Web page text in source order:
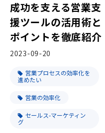
成功を支える営業支
援ツールの活用術と
ポイントを徹底紹介
2023-09-20
営業プロセスの効率化を
進めたい
営業の効率化
セールス-マーケティン
グ